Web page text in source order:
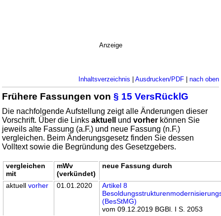
Anzeige
Inhaltsverzeichnis | Ausdrucken/PDF| nach oben
Frühere Fassungen von§ 15 VersRücklG
Die nachfolgende Aufstellung zeigt alle Änderungen dieser
Vorschrift. Über die Linksaktuell undvorher können Sie
jeweils alte Fassung (a.F.) und neue Fassung (n.F.)
vergleichen. Beim Änderungsgesetz finden Sie dessen
Volltext sowie die Begründung des Gesetzgebers.
vergleichen
mit
mWv
(verkündet)
neue Fassung durch
aktuellvorher 01.01.2020
Artikel 8
(BesStMG)
vom 09.12.2019 BGBl. I S. 2053